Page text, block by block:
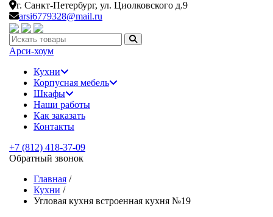
г. Санкт-Петербург, ул. Циолковского д.9
arsi6779328@mail.ru
Искать:
Арси-хоум
Кухни
Корпусная мебель
Шкафы
Наши работы
Как заказать
Контакты
+7 (812) 418-37-09
Обратный звонок
Главная /
Кухни /
Угловая кухня встроенная кухня №19